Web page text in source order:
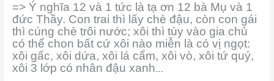
=> Ý nghĩa 12 và 1 tức là tạ ơn 12 bà Mụ và 1
đức Thầy. Con trai thì lấy chè đậu, còn con gái
thì cúng chè trôi nước; xôi thì tùy vào gia chủ
có thể chon bất cứ xôi nào miễn là có vị ngọt:
xôi gấc, xôi dứa, xôi lá cẩm, xôi vò, xôi tứ quý,
xôi 3 lớp có nhân đậu xanh…